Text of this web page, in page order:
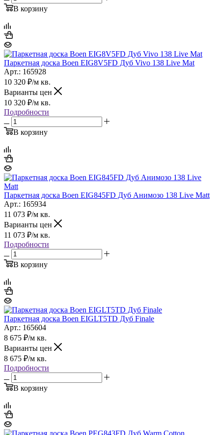
В корзину
Паркетная доска Boen EIG8V5FD Дуб Vivo 138 Live Mat
Арт.: 165928
10 320 ₽/м кв.
Варианты цен
10 320 ₽/м кв.
Подробности
В корзину
Паркетная доска Boen EIG845FD Дуб Анимозо 138 Live Matt
Арт.: 165934
11 073 ₽/м кв.
Варианты цен
11 073 ₽/м кв.
Подробности
В корзину
Паркетная доска Boen EIGLT5TD Дуб Finale
Арт.: 165604
8 675 ₽/м кв.
Варианты цен
8 675 ₽/м кв.
Подробности
В корзину